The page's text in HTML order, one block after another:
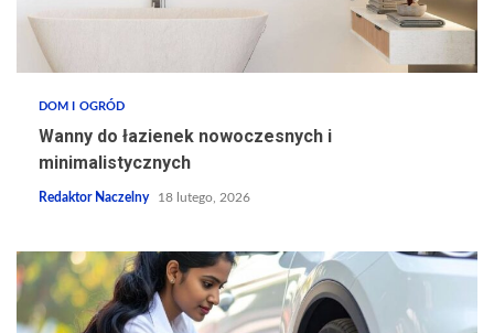
DOM I OGRÓD
Wanny do łazienek nowoczesnych i
minimalistycznych
Redaktor Naczelny 18 lutego, 2026